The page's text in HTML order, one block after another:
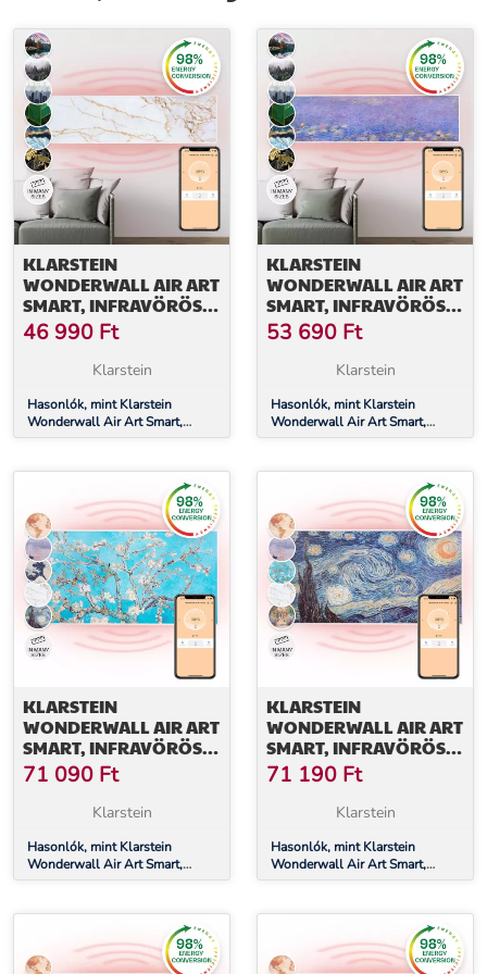
További információk>>
KLARSTEIN
WONDERWALL AIR ART
SMART, INFRAVÖRÖS
HŐSUGÁRZÓ, 120 X 30
CM, 350 W,
ALKALMAZÁS,
46 990 Ft
Klarstein
Hasonlók, mint Klarstein
Wonderwall Air Art Smart,
infravörös hősugárzó, 120 x 30
márvány II
KLARSTEIN
WONDERWALL AIR ART
SMART, INFRAVÖRÖS
HŐSUGÁRZÓ, 120 X 30
CM, 350 W,
ALKALMAZÁS,
53 690 Ft
Klarstein
Hasonlók, mint Klarstein
Wonderwall Air Art Smart,
infravörös hősugárzó, 120 x 30
tavirózsák
KLARSTEIN
WONDERWALL AIR ART
SMART, INFRAVÖRÖS
HŐSUGÁRZÓ, 120 X 60
CM, 700 W,
ALKALMAZÁS,
71 090 Ft
Klarstein
Hasonlók, mint Klarstein
Wonderwall Air Art Smart,
infravörös hősugárzó, 120 x 60
mandulavirág
KLARSTEIN
WONDERWALL AIR ART
SMART, INFRAVÖRÖS
HŐSUGÁRZÓ, 120 X 60
CM, 700 W,
ALKALMAZÁS,
71 190 Ft
Klarstein
Hasonlók, mint Klarstein
Wonderwall Air Art Smart,
infravörös hősugárzó, 120 x 60
csillagok